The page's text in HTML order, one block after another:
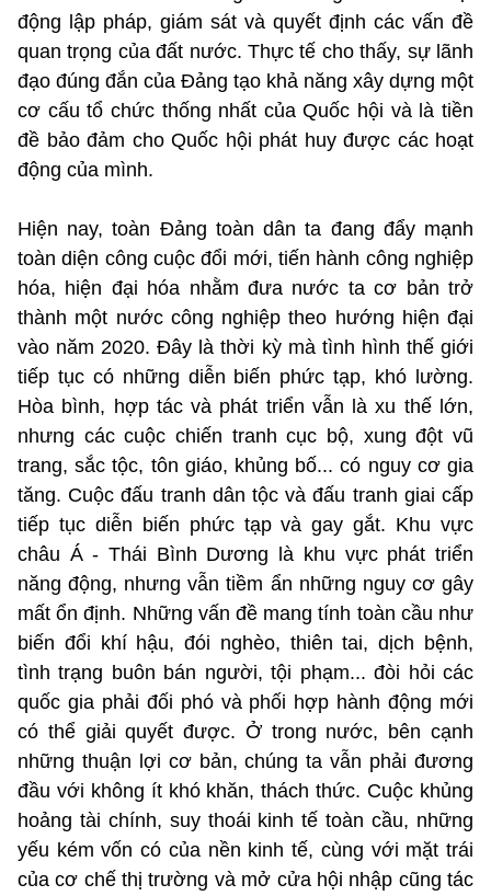
động lập pháp, giám sát và quyết định các vấn đề
quan trọng của đất nước. Thực tế cho thấy, sự lãnh
đạo đúng đắn của Đảng tạo khả năng xây dựng một
cơ cấu tổ chức thống nhất của Quốc hội và là tiền
đề bảo đảm cho Quốc hội phát huy được các hoạt
động của mình.
Hiện nay, toàn Đảng toàn dân ta đang đẩy mạnh
toàn diện công cuộc đổi mới, tiến hành công nghiệp
hóa, hiện đại hóa nhằm đưa nước ta cơ bản trở
thành một nước công nghiệp theo hướng hiện đại
vào năm 2020. Đây là thời kỳ mà tình hình thế giới
tiếp tục có những diễn biến phức tạp, khó lường.
Hòa bình, hợp tác và phát triển vẫn là xu thế lớn,
nhưng các cuộc chiến tranh cục bộ, xung đột vũ
trang, sắc tộc, tôn giáo, khủng bố... có nguy cơ gia
tăng. Cuộc đấu tranh dân tộc và đấu tranh giai cấp
tiếp tục diễn biến phức tạp và gay gắt. Khu vực
châu Á - Thái Bình Dương là khu vực phát triển
năng động, nhưng vẫn tiềm ẩn những nguy cơ gây
mất ổn định. Những vấn đề mang tính toàn cầu như
biến đổi khí hậu, đói nghèo, thiên tai, dịch bệnh,
tình trạng buôn bán người, tội phạm... đòi hỏi các
quốc gia phải đối phó và phối hợp hành động mới
có thể giải quyết được. Ở trong nước, bên cạnh
những thuận lợi cơ bản, chúng ta vẫn phải đương
đầu với không ít khó khăn, thách thức. Cuộc khủng
hoảng tài chính, suy thoái kinh tế toàn cầu, những
yếu kém vốn có của nền kinh tế, cùng với mặt trái
của cơ chế thị trường và mở cửa hội nhập cũng tác